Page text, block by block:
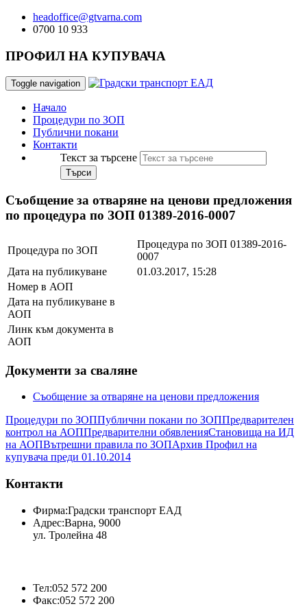
headoffice@gtvarna.com
0700 10 933
ПРОФИЛ НА КУПУВАЧА
Toggle navigation
Начало
Процедури по ЗОП
Публични покани
Контакти
Текст за търсене
Търси
Съобщение за отваряне на ценови предложения
по процедура по ЗОП 01389-2016-0007
Процедура по ЗОП
Процедура по ЗОП 01389-2016-
0007
Дата на публикуване
01.03.2017, 15:28
Номер в АОП
Дата на публикуване в
АОП
Линк към документа в
АОП
Документи за сваляне
Съобщение за отваряне на ценови предложения
Процедури по ЗОППублични покани по ЗОППредварителен
контрол на АОППредварителни обявленияСтановища на ИД
на АОПВътрешни правила по ЗОПАрхив Профил на
купувача преди 01.10.2014
Контакти
Фирма:Градски транспорт ЕАД
Адрес:Варна, 9000
ул. Тролейна 48
Тел:052 572 200
Факс:052 572 200